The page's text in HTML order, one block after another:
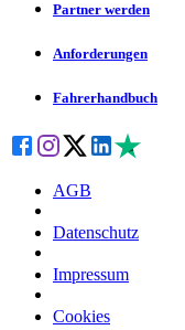
Partner werden
Anforderungen
Fahrerhandbuch
AGB
Datenschutz
Impressum
Cookies